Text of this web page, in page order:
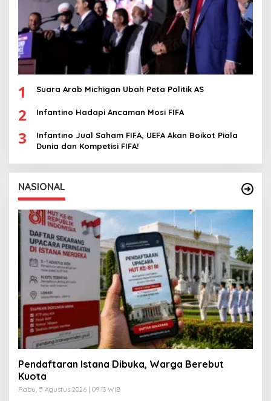
1 Suara Arab Michigan Ubah Peta Politik AS
2 Infantino Hadapi Ancaman Mosi FIFA
3
Infantino Jual Saham FIFA, UEFA Akan Boikot Piala
Dunia dan Kompetisi FIFA!
NASIONAL
Pendaftaran Istana Dibuka, Warga Berebut
Kuota
Rabu, 5 Agustus 2026 | 09:13 WIB